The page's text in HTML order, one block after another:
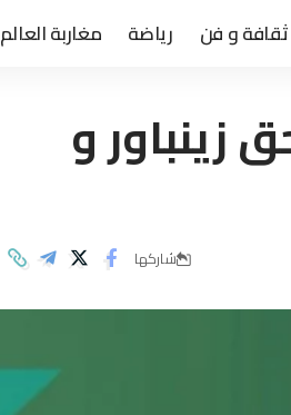
ثقافة و فن رياضة مغاربة العالم
زينباور و
شاركها